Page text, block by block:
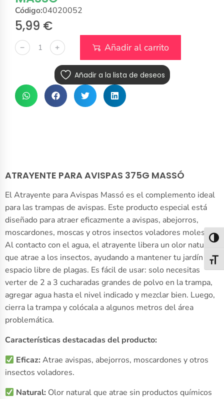
Código:04020052
5,99 €
﹣ ﹢ Añadir al carrito
Añadir a la lista de deseos
ATRAYENTE PARA AVISPAS 375G MASSÓ
El Atrayente para Avispas Massó es el complemento ideal
para las trampas de avispas. Este producto especial está
diseñado para atraer eficazmente a avispas, abejorros,
moscardones, moscas y otros insectos voladores molestos.
Al contacto con el agua, el atrayente libera un olor natural
que atrae a los insectos, ayudando a mantener tu jardín o
espacio libre de plagas. Es fácil de usar: solo necesitas
verter de 2 a 3 cucharadas grandes de polvo en la trampa,
agregar agua hasta el nivel indicado y mezclar bien. Luego,
cierra la trampa y colócala a algunos metros del área
problemática.
Características destacadas del producto:
Eficaz: Atrae avispas, abejorros, moscardones y otros
insectos voladores.
Natural: Olor natural que atrae sin productos químicos